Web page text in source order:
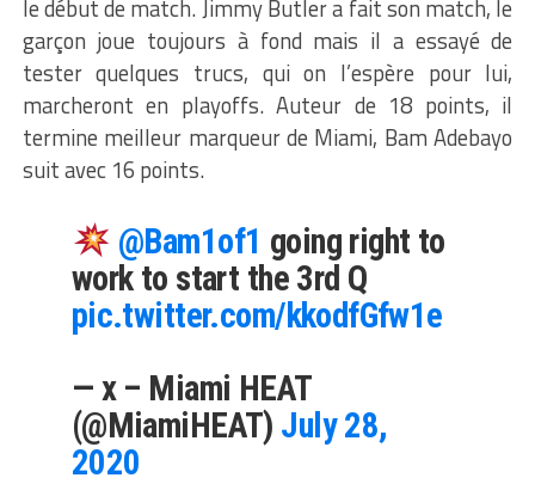
le début de match. Jimmy Butler a fait son match, le
garçon joue toujours à fond mais il a essayé de
tester quelques trucs, qui on l’espère pour lui,
marcheront en playoffs. Auteur de 18 points, il
termine meilleur marqueur de Miami, Bam Adebayo
suit avec 16 points.
@Bam1of1 going right to
work to start the 3rd Q
pic.twitter.com/kkodfGfw1e
— x – Miami HEAT
(@MiamiHEAT) July 28,
2020